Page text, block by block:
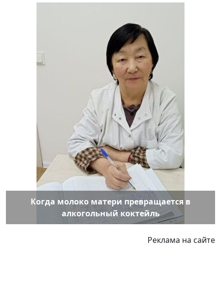
Когда молоко матери превращается в
алкогольный коктейль
Реклама на сайте